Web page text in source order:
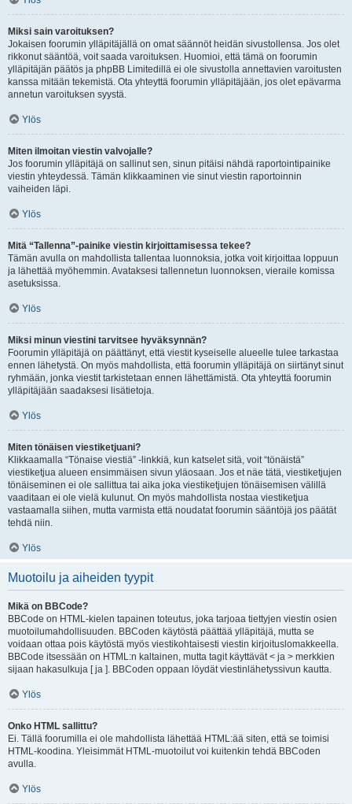
Miksi sain varoituksen?
Jokaisen foorumin ylläpitäjällä on omat säännöt heidän sivustollensa. Jos olet
rikkonut sääntöä, voit saada varoituksen. Huomioi, että tämä on foorumin
ylläpitäjän päätös ja phpBB Limitedillä ei ole sivustolla annettavien varoitusten
kanssa mitään tekemistä. Ota yhteyttä foorumin ylläpitäjään, jos olet epävarma
annetun varoituksen syystä.
Ylös
Miten ilmoitan viestin valvojalle?
Jos foorumin ylläpitäjä on sallinut sen, sinun pitäisi nähdä raportointipainike
viestin yhteydessä. Tämän klikkaaminen vie sinut viestin raportoinnin
vaiheiden läpi.
Ylös
Mitä “Tallenna”-painike viestin kirjoittamisessa tekee?
Tämän avulla on mahdollista tallentaa luonnoksia, jotka voit kirjoittaa loppuun
ja lähettää myöhemmin. Avataksesi tallennetun luonnoksen, vieraile komissa
asetuksissa.
Ylös
Miksi minun viestini tarvitsee hyväksynnän?
Foorumin ylläpitäjä on päättänyt, että viestit kyseiselle alueelle tulee tarkastaa
ennen lähetystä. On myös mahdollista, että foorumin ylläpitäjä on siirtänyt sinut
ryhmään, jonka viestit tarkistetaan ennen lähettämistä. Ota yhteyttä foorumin
ylläpitäjään saadaksesi lisätietoja.
Ylös
Miten tönäisen viestiketjuani?
Klikkaamalla “Tönaise viestiä” -linkkiä, kun katselet sitä, voit “tönäistä”
viestiketjua alueen ensimmäisen sivun yläosaan. Jos et näe tätä, viestiketjujen
tönäiseminen ei ole sallittua tai aika joka viestiketjujen tönäisemisen välillä
vaaditaan ei ole vielä kulunut. On myös mahdollista nostaa viestiketjua
vastaamalla siihen, mutta varmista että noudatat foorumin sääntöjä jos päätät
tehdä niin.
Ylös
Muotoilu ja aiheiden tyypit
Mikä on BBCode?
BBCode on HTML-kielen tapainen toteutus, joka tarjoaa tiettyjen viestin osien
muotoilumahdollisuuden. BBCoden käytöstä päättää ylläpitäjä, mutta se
voidaan ottaa pois käytöstä myös viestikohtaisesti viestin kirjoituslomakkeella.
BBCode itsessään on HTML:n kaltainen, mutta tagit käyttävät < ja > merkkien
sijaan hakasulkuja [ ja ]. BBCoden oppaan löydät viestinlähetyssivun kautta.
Ylös
Onko HTML sallittu?
Ei. Tällä foorumilla ei ole mahdollista lähettää HTML:ää siten, että se toimisi
HTML-koodina. Yleisimmät HTML-muotoilut voi kuitenkin tehdä BBCoden
avulla.
Ylös